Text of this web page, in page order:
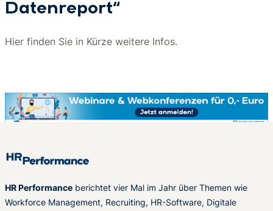
Datenreport“
Hier finden Sie in Kürze weitere Infos.
HR Performance berichtet vier Mal im Jahr über Themen wie
Workforce Management, Recruiting, HR-Software, Digitale